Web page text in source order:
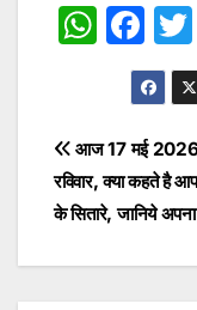
W
s
A
p
p
F
a
c
e
b
o
o
Post
आज 17 मई 2026
रविवार, क्या कहते है
के सितारे, जानिये